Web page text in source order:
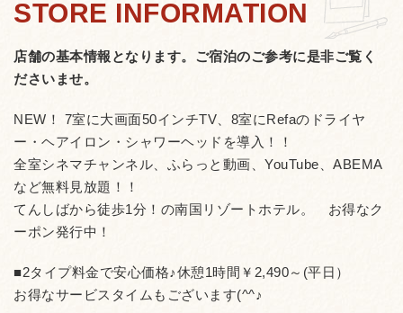
店舗の基本情報となります。 ご宿泊のご参考に是非ご覧く
ださいませ。
NEW！ 7室に大画面50インチTV、8室にRefaのドライヤ
ー・ヘアイロン・シャワーヘッドを導入！！
全室シネマチャンネル、ふらっと動画、YouTube、ABEMA
など無料見放題！！
てんしばから徒歩1分！の南国リゾートホテル。 お得なク
ーポン発行中！
■2タイプ料金で安心価格♪休憩1時間￥2,490～(平日）
お得なサービスタイムもございます(^^♪